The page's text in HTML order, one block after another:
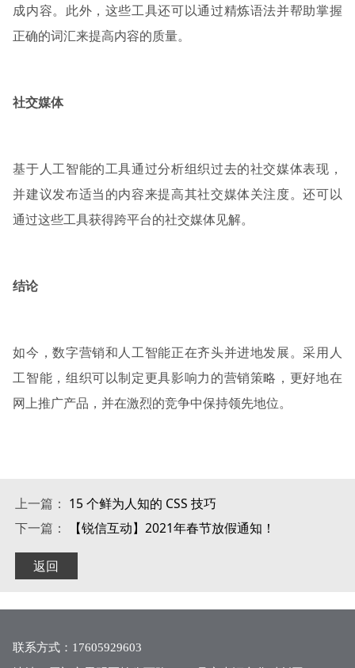
成内容。此外，这些工具还可以通过精炼语法并帮助掌握
正确的词汇来提高内容的质量。
社交媒体
基于人工智能的工具通过分析组织过去的社交媒体表现，
并建议发布适当的内容来提高其社交媒体关注度。还可以
通过这些工具获得跨平台的社交媒体见解。
结论
如今，数字营销和人工智能正在齐头并进地发展。采用人
工智能，组织可以制定更具影响力的营销策略，更好地在
网上推广产品，并在激烈的竞争中保持领先地位。
上一篇： 15 个鲜为人知的 CSS 技巧
下一篇：
【锐信互动】2021年春节放假通知！
返回
联系方式：17605929603